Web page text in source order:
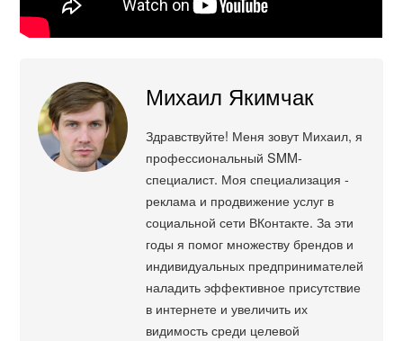
Михаил Якимчак
Здравствуйте! Меня зовут Михаил, я
профессиональный SMM-
специалист. Моя специализация -
реклама и продвижение услуг в
социальной сети ВКонтакте. За эти
годы я помог множеству брендов и
индивидуальных предпринимателей
наладить эффективное присутствие
в интернете и увеличить их
видимость среди целевой